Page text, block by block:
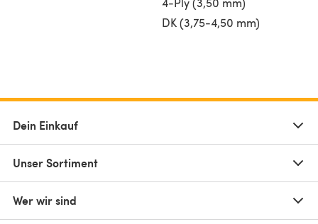
DK (3,75-4,50 mm)
Dein Einkauf
Unser Sortiment
Wer wir sind